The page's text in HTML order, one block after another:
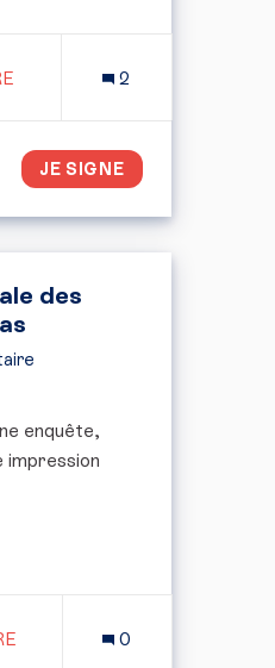
DES ÉTUDIANTS
2
JE SIGNE
AUTORISÉES À LA
des
enquête,
0